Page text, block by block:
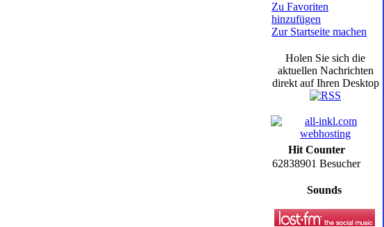
Zu Favoriten
hinzufügen
Zur Startseite machen
Holen Sie sich die
aktuellen Nachrichten
direkt auf Ihren Desktop
Hit Counter
62838901 Besucher
Sounds